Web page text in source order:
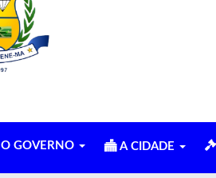
O GOVERNO A CIDADE